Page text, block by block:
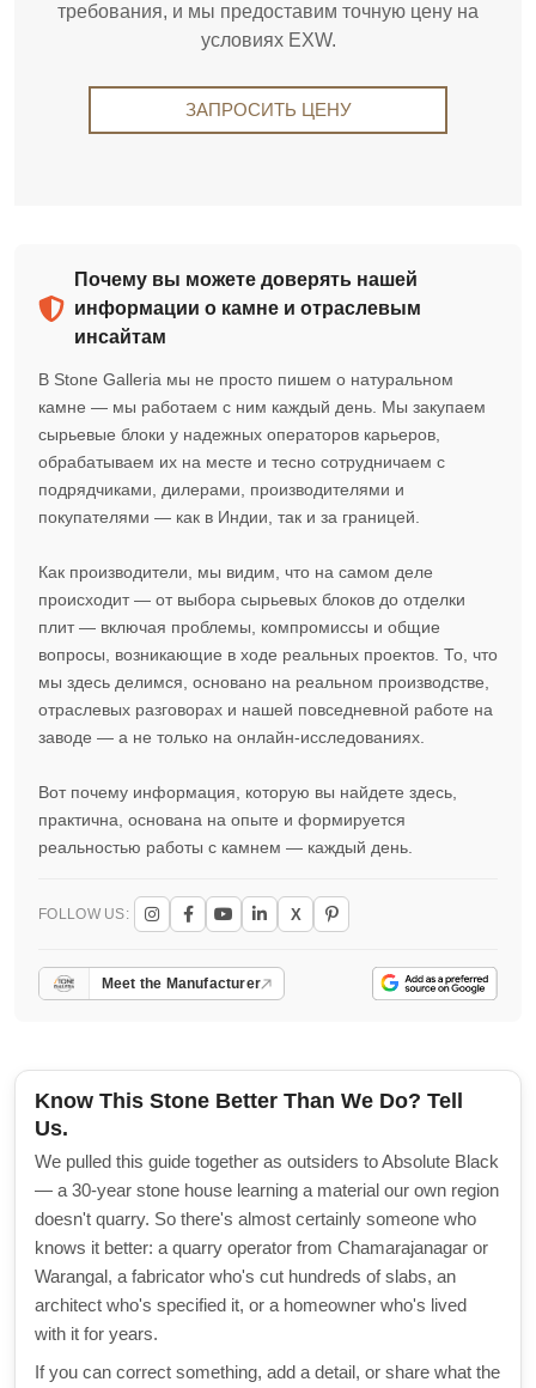
требования, и мы предоставим точную цену на
условиях EXW.
ЗАПРОСИТЬ ЦЕНУ
Почему вы можете доверять нашей
информации о камне и отраслевым
инсайтам
В Stone Galleria мы не просто пишем о натуральном
камне — мы работаем с ним каждый день. Мы закупаем
сырьевые блоки у надежных операторов карьеров,
обрабатываем их на месте и тесно сотрудничаем с
подрядчиками, дилерами, производителями и
покупателями — как в Индии, так и за границей.
Как производители, мы видим, что на самом деле
происходит — от выбора сырьевых блоков до отделки
плит — включая проблемы, компромиссы и общие
вопросы, возникающие в ходе реальных проектов. То, что
мы здесь делимся, основано на реальном производстве,
отраслевых разговорах и нашей повседневной работе на
заводе — а не только на онлайн-исследованиях.
Вот почему информация, которую вы найдете здесь,
практична, основана на опыте и формируется
реальностью работы с камнем — каждый день.
FOLLOW US: X
Meet the Manufacturer
Know This Stone Better Than We Do? Tell
Us.
We pulled this guide together as outsiders to Absolute Black
— a 30-year stone house learning a material our own region
doesn't quarry. So there's almost certainly someone who
knows it better: a quarry operator from Chamarajanagar or
Warangal, a fabricator who's cut hundreds of slabs, an
architect who's specified it, or a homeowner who's lived
with it for years.
If you can correct something, add a detail, or share what the